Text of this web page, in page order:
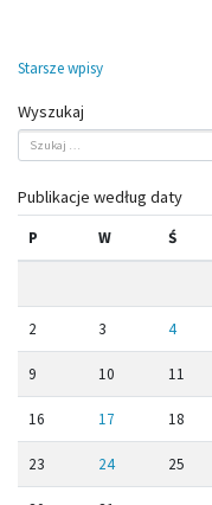
Nawigacja
po
wpisach
Starsze wpisy
Wyszukaj
Publikacje według daty
P W Ś
2 3 4
9 10 11
16 17 18
23 24 25